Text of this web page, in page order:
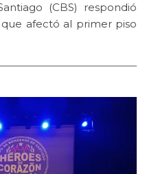
(CBS) respondió
afectó al primer piso